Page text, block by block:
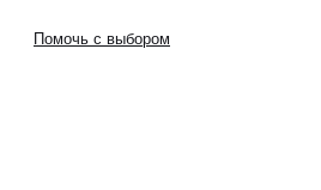
Помочь с выбором